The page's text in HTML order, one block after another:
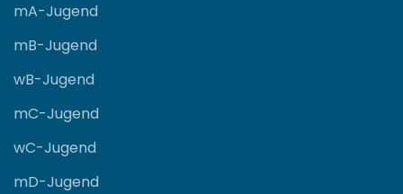
mA-Jugend
mB-Jugend
wB-Jugend
mC-Jugend
wC-Jugend
mD-Jugend